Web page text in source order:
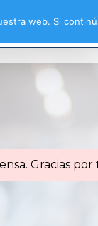
Gracias por
web. Si